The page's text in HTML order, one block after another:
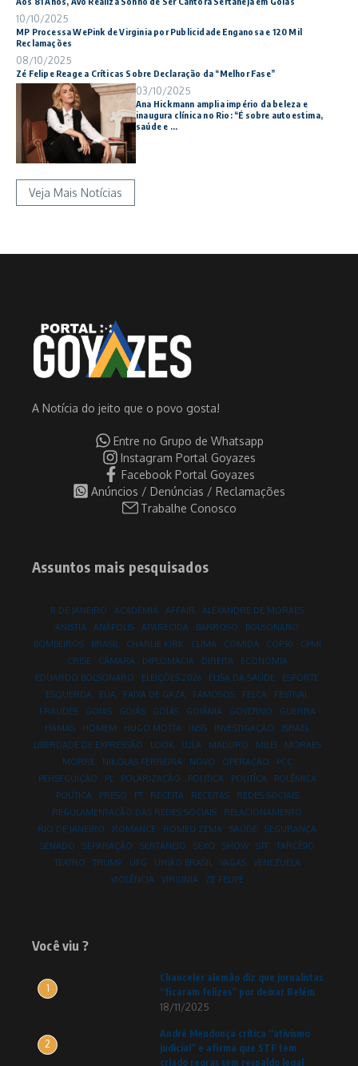
10/10/2025
MP Processa WePink de Virginia por Publicidade Enganosa e 120 Mil
Reclamações
08/10/2025
Zé Felipe Reage a Críticas Sobre Declaração da “Melhor Fase”
03/10/2025
Ana Hickmann amplia império da beleza e
inaugura clínica no Rio: “É sobre autoestima,
saúde e ...
Veja Mais Notícias
A Notícia do jeito que o povo gosta!
Entre no Grupo de Whatsapp
Instagram Portal Goyazes
Facebook Portal Goyazes
Anúncios / Denúncias / Reclamações
Trabalhe Conosco
Assuntos mais pesquisados
8 DE JANEIRO ACADEMIA AFFAIR
ALEXANDRE DE MORAES
ANISTIA
ANÁPOLIS APARECIDA BARROSO
BOLSONARO
BOMBEIROS
BRASIL CHARLIE KIRK CLIMA COMIDA COP30
CPMI
CRISE
CÂMARA DIPLOMACIA DIREITA
ECONOMIA
EDUARDO BOLSONARO
ELEIÇÕES 2026 ELISA DA SAÚDE
ESPORTE
ESQUERDA
EUA FAIXA DE GAZA FAMOSOS FELCA
FESTIVAL
FRAUDES
GOIAS GOIÁS GOIÁS GOIÂNIA GOVERNO
GUERRA
HAMAS
HOMEM HUGO MOTTA INSS INVESTIGAÇÃO
ISRAEL
LIBERDADE DE EXPRESSÃO
LOOK LULA MADURO MILEI
MORAES
MORRE
NIKOLAS FERREIRA NOVO OPERAÇÃO
PCC
PERSEGUIÇÃO
PL POLARIZAÇÃO POLITICA POLITÍCA
POLÊMICA
POLÍTICA
PRESO PT RECEITA RECEITAS
REDES SOCIAIS
REGULAMENTAÇÃO DAS REDES SOCIAIS
RELACIONAMENTO
RIO DE JANEIRO
ROMANCE ROMEU ZEMA SAÚDE
SEGURANÇA
SENADO
SEPARAÇÃO SERTANEJO SEXO SHOW STF
TARCÍSIO
TEATRO
TRUMP UFG UNIÃO BRASIL VAGAS
VENEZUELA
VIOLÊNCIA
VIRGINIA ZE FELIPE
Você viu ?
1
Chanceler alemão diz que jornalistas
“ficaram felizes” por deixar Belém
18/11/2025
2
André Mendonça critica “ativismo
judicial” e afirma que STF tem
criado regras sem respaldo legal